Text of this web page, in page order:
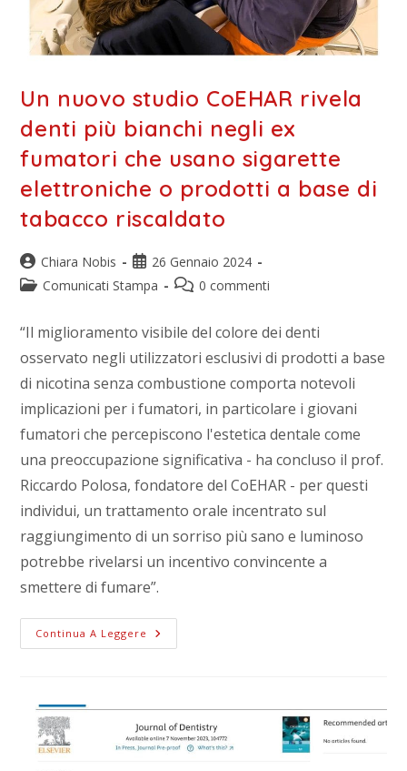
Un nuovo studio CoEHAR rivela
denti più bianchi negli ex
fumatori che usano sigarette
elettroniche o prodotti a base di
tabacco riscaldato
Chiara Nobis
26 Gennaio 2024
Comunicati Stampa
0 commenti
“Il miglioramento visibile del colore dei denti
osservato negli utilizzatori esclusivi di prodotti a base
di nicotina senza combustione comporta notevoli
implicazioni per i fumatori, in particolare i giovani
fumatori che percepiscono l'estetica dentale come
una preoccupazione significativa - ha concluso il prof.
Riccardo Polosa, fondatore del CoEHAR - per questi
individui, un trattamento orale incentrato sul
raggiungimento di un sorriso più sano e luminoso
potrebbe rivelarsi un incentivo convincente a
smettere di fumare”.
Continua A Leggere